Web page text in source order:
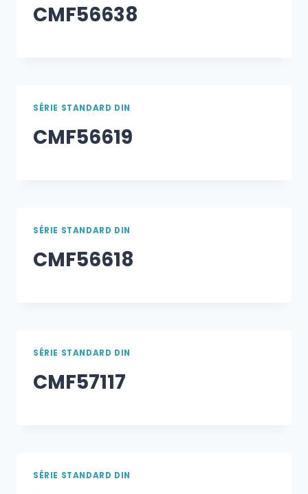
CMF56638
SÉRIE STANDARD DIN
CMF56619
SÉRIE STANDARD DIN
CMF56618
SÉRIE STANDARD DIN
CMF57117
SÉRIE STANDARD DIN